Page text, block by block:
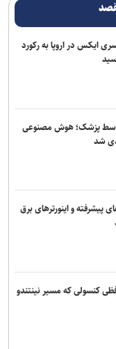
به کانادا/ دست مدیر
با ۱۹ مصدوم در محور یاسوج–اصفهان/ علت
ایکس در اروپا به رکورد
پزشک؛ هوش مصنوعی
شد
پیشرفته و اینورترهای برق
کنسولی که مسیر نینتندو